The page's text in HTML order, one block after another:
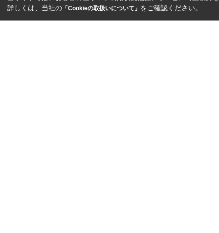
詳しくは、当社の 「Cookieの取扱いについて」 をご確認ください。